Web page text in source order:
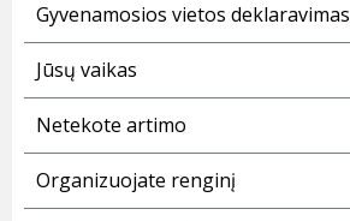
Gyvenamosios vietos deklaravimas
Jūsų vaikas
Netekote artimo
Organizuojate renginį